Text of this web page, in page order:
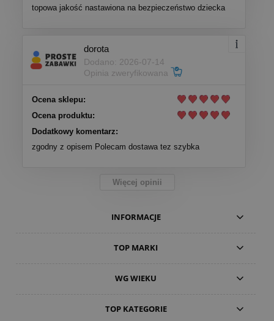
topowa jakość nastawiona na bezpieczeństwo dziecka
dorota
Dodano: 2026-07-14
Opinia zweryfikowana
Ocena sklepu:
Ocena produktu:
Dodatkowy komentarz:
zgodny z opisem Polecam dostawa tez szybka
Więcej opinii
INFORMACJE
TOP MARKI
WG WIEKU
TOP KATEGORIE